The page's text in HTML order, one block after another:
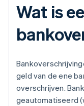
Wat is
geld van de ene
overschrijven.
geautomatiseerd